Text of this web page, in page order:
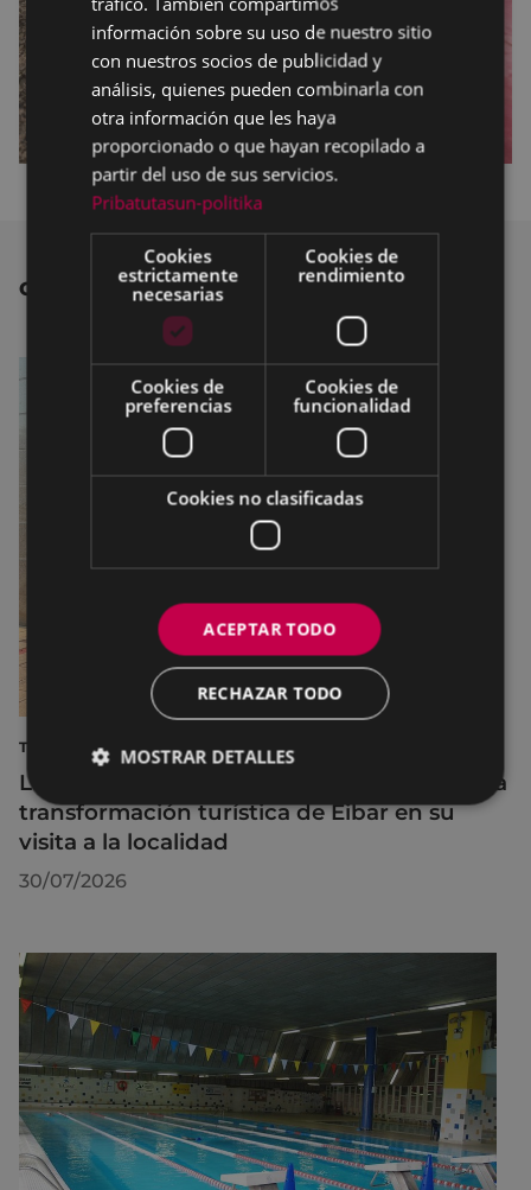
OTRAS NOTICIAS
TURISMO
La diputada Azahara Domínguez destaca la
transformación turística de Eibar en su
visita a la localidad
30/07/2026
información sobre su uso de nuestro sitio
con nuestros socios de publicidad y
análisis, quienes pueden combinarla con
otra información que les haya
proporcionado o que hayan recopilado a
partir del uso de sus servicios.
Pribatutasun-politika
Cookies
estrictamente
necesarias
Cookies de
rendimiento
Cookies de
preferencias
Cookies de
funcionalidad
Cookies no clasificadas
ACEPTAR TODO
RECHAZAR TODO
MOSTRAR DETALLES